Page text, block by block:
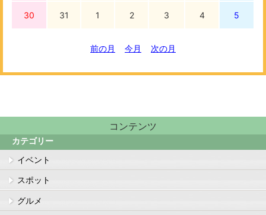
30 31 1 2 3 4 5
前の月 今月 次の月
コンテンツ
カテゴリー
イベント
スポット
グルメ